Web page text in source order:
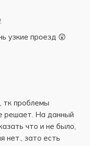
узкие проезд 😲
тк проблемы
решает. На данный
что и не было,
нет., зато есть